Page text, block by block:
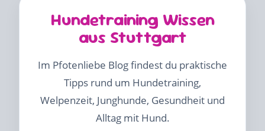
Hundetraining Wissen
aus Stuttgart
Im Pfotenliebe Blog findest du praktische
Tipps rund um Hundetraining,
Welpenzeit, Junghunde, Gesundheit und
Alltag mit Hund.